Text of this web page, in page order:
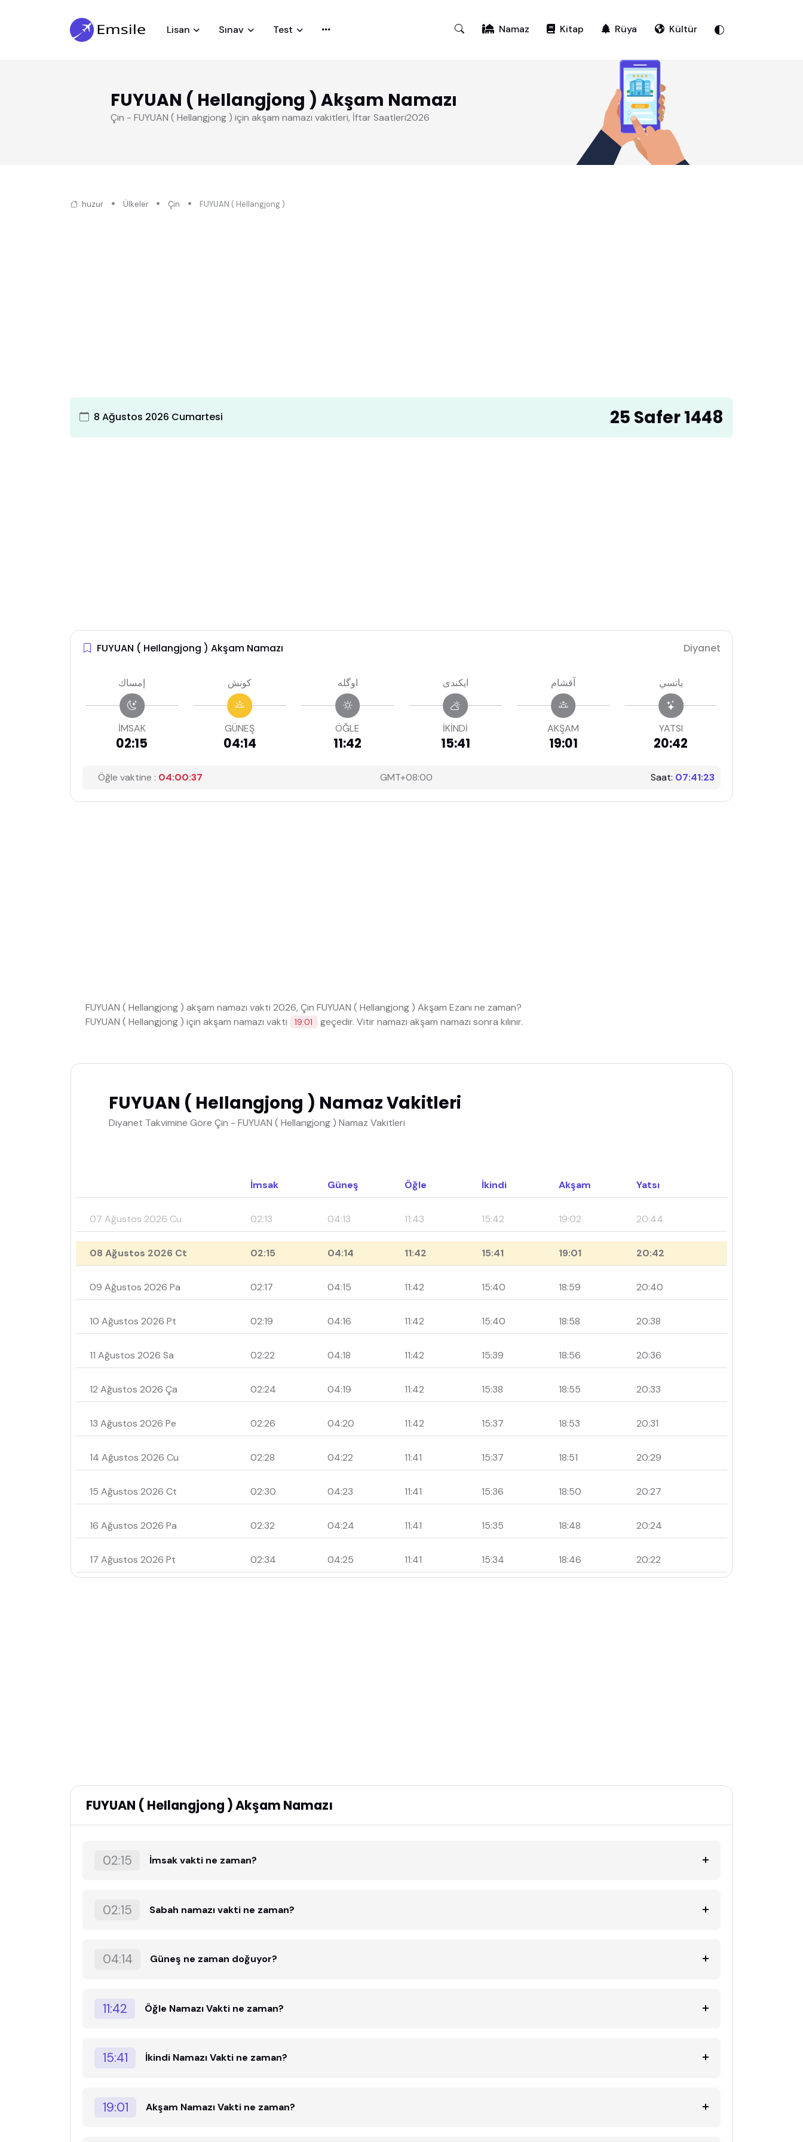
Lisan Sınav Test Namaz Kitap Rüya Kültür
FUYUAN ( HeIlangjong ) Akşam Namazı
Çin - FUYUAN ( HeIlangjong ) için akşam namazı vakitleri, İftar Saatleri2026
huzur Ülkeler Çin FUYUAN ( HeIlangjong )
8 Ağustos 2026 Cumartesi 25 Safer 1448
FUYUAN ( HeIlangjong ) Akşam Namazı Diyanet
إمساك
İMSAK
02:15
كونش
GÜNEŞ
04:14
اوگله
ÖĞLE
11:42
ايكندى
İKİNDİ
15:41
آقشام
AKŞAM
19:01
ياتسي
YATSI
20:42
Öğle vaktine : 04:00:36 GMT+08:00 Saat: 07:41:24
FUYUAN ( HeIlangjong ) akşam namazı vakti 2026, Çin FUYUAN ( HeIlangjong ) Akşam Ezanı ne zaman?
FUYUAN ( HeIlangjong ) için akşam namazı vakti
19:01 geçedir. Vitir namazı akşam namazı sonra kılınır.
FUYUAN ( HeIlangjong ) Namaz Vakitleri
Diyanet Takvimine Göre Çin - FUYUAN ( HeIlangjong ) Namaz Vakitleri
İmsak Güneş Öğle İkindi Akşam Yatsı
07 Ağustos 2026 Cu 02:13 04:13 11:43 15:42 19:02 20:44
08 Ağustos 2026 Ct 02:15 04:14 11:42 15:41 19:01 20:42
09 Ağustos 2026 Pa 02:17 04:15 11:42 15:40 18:59 20:40
10 Ağustos 2026 Pt 02:19 04:16 11:42 15:40 18:58 20:38
11 Ağustos 2026 Sa 02:22 04:18 11:42 15:39 18:56 20:36
12 Ağustos 2026 Ça 02:24 04:19 11:42 15:38 18:55 20:33
13 Ağustos 2026 Pe 02:26 04:20 11:42 15:37 18:53 20:31
14 Ağustos 2026 Cu 02:28 04:22 11:41 15:37 18:51 20:29
15 Ağustos 2026 Ct 02:30 04:23 11:41 15:36 18:50 20:27
16 Ağustos 2026 Pa 02:32 04:24 11:41 15:35 18:48 20:24
17 Ağustos 2026 Pt 02:34 04:25 11:41 15:34 18:46 20:22
FUYUAN ( HeIlangjong ) Akşam Namazı
02:15 İmsak vakti ne zaman?
02:15 Sabah namazı vakti ne zaman?
04:14 Güneş ne zaman doğuyor?
11:42 Öğle Namazı Vakti ne zaman?
15:41 İkindi Namazı Vakti ne zaman?
19:01 Akşam Namazı Vakti ne zaman?